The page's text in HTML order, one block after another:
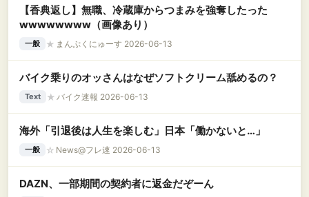
【香典返し】無職、冷蔵庫からつまみを強奪したった
wwwwwwww（画像あり）
一般 ★ まんぷくにゅーす 2026-06-13
バイク乗りのオッさんはなぜソフトクリーム舐めるの？
Text ★ バイク速報 2026-06-13
海外「引退後は人生を楽しむ」日本「働かないと…」
一般 ☆ News@フレ速 2026-06-13
DAZN、一部期間の契約者に返金だぞーん